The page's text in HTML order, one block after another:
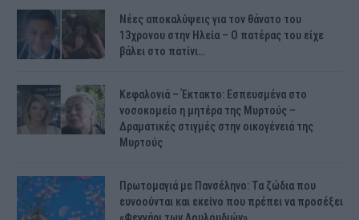
Νέες αποκαλύψεις για τον θάνατο του
13χρονου στην Ηλεία – Ο πατέρας του είχε
βάλει στο πατίνι…
Κεφαλονιά – Έκτακτο: Εσπευσμένα στο
νοσοκομείο η μητέρα της Μυρτούς –
Δραματικές στιγμές στην οικογένειά της
Μυρτούς
Πρωτομαγιά με Πανσέληνο: Τα ζώδια που
ευνοούνται και εκείνο που πρέπει να προσέξει